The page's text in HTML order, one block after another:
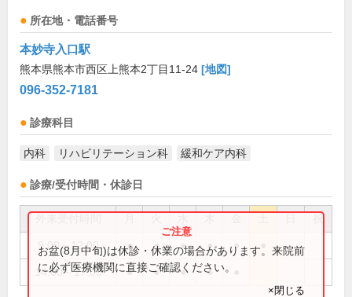
所在地・電話番号
本妙寺入口駅
熊本県熊本市西区上熊本2丁目11-24 [地図]
096-352-7181
診療科目
内科 リハビリテーション科 緩和ケア内科
診療/受付時間・休診日
祝
9:00～12:00 ● ● ● ● ●
14:00～17:00 ● ● ● ●
お盆(8月中旬)は休診・休業の場合があります。来院前
に必ず医療機関に直接ご確認ください。
×閉じる